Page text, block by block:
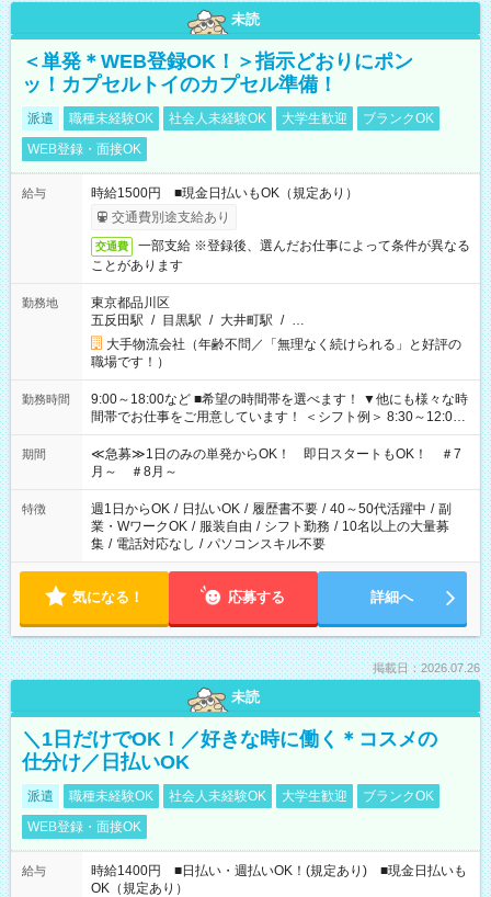
未読
＜単発＊WEB登録OK！＞指示どおりにポン
ッ！カプセルトイのカプセル準備！
派遣 職種未経験OK 社会人未経験OK 大学生歓迎
ブランクOK
WEB登録・面接OK
給与
時給1500円 ■現金日払いもOK（規定あり）
交通費別途支給あり
交通費
一部支給 ※登録後、選んだお仕事によって条件が異なる
ことがあります
勤務地
東京都品川区
五反田駅 / 目黒駅 / 大井町駅 / …
大手物流会社（年齢不問／「無理なく続けられる」と好評の
職場です！）
勤務時間
9:00～18:00など ■希望の時間帯を選べます！ ▼他にも様々な時
間帯でお仕事をご用意しています！ ＜シフト例＞ 8:30～12:00
17:00～22:00 13:00～22:00 22:00～翌6:00 など
期間
≪急募≫1日のみの単発からOK！ 即日スタートもOK！ ＃7
月～ ＃8月～
特徴 週1日からOK / 日払いOK / 履歴書不要 / 40～50代活躍中 / 副
業・WワークOK / 服装自由 / シフト勤務 / 10名以上の大量募
集 / 電話対応なし / パソコンスキル不要
気になる！ 応募する 詳細へ
掲載日：2026.07.26
未読
＼1日だけでOK！／好きな時に働く＊コスメの
仕分け／日払いOK
派遣 職種未経験OK 社会人未経験OK 大学生歓迎
ブランクOK
WEB登録・面接OK
給与
時給1400円 ■日払い・週払いOK！(規定あり) ■現金日払いも
OK（規定あり）